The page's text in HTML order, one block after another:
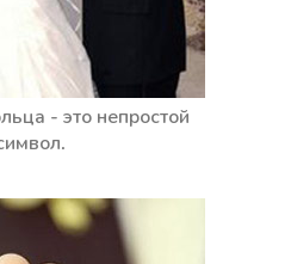
- это непростой